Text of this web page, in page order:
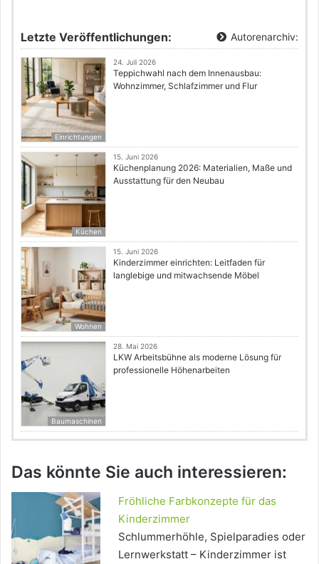
Letzte Veröffentlichungen: Autorenarchiv:
Einrichtungen
24. Juli 2026
Teppichwahl nach dem Innenausbau:
Wohnzimmer, Schlafzimmer und Flur
Küchen
15. Juni 2026
Küchenplanung 2026: Materialien, Maße und
Ausstattung für den Neubau
Wohnen
15. Juni 2026
Kinderzimmer einrichten: Leitfaden für
langlebige und mitwachsende Möbel
Baumaschinen
28. Mai 2026
LKW Arbeitsbühne als moderne Lösung für
professionelle Höhenarbeiten
Das könnte Sie auch interessieren:
Fröhliche Farbkonzepte für das
Kinderzimmer
Schlummerhöhle, Spielparadies oder
Lernwerkstatt – Kinderzimmer ist